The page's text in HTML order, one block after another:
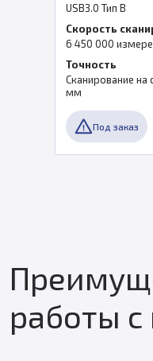
USB3.0 Тип B
Скорость
6 450 000
Точность
Сканирование на
мм
Под заказ
работы